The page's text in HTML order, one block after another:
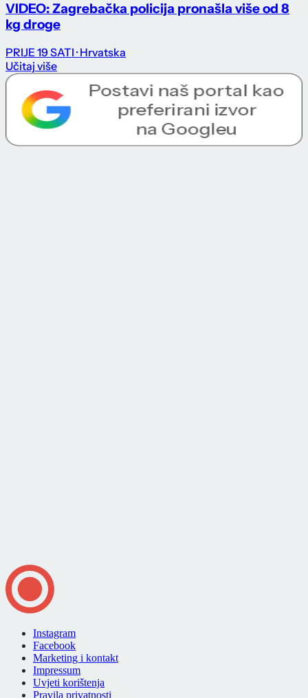
VIDEO: Zagrebačka policija pronašla više od 8
kg droge
PRIJE 19 SATI · Hrvatska
Učitaj više
Instagram
Facebook
Marketing i kontakt
Impressum
Uvjeti korištenja
Pravila privatnosti